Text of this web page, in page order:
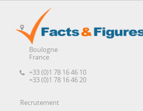
Boulogne
France
+33 (0)1 78 16 46 10
+33 (0)1 78 16 46 20
Recrutement